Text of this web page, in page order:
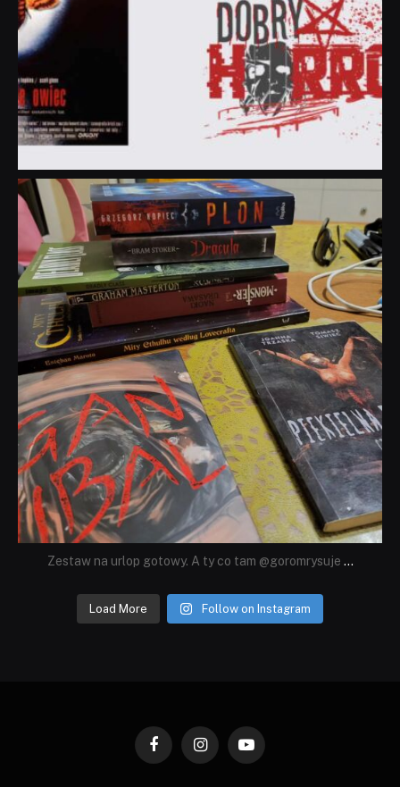
dobryhorror
Lip 31
Zestaw na urlop gotowy. A ty co tam @goromrysuje ...
Load More Follow on Instagram
FacebookInstagramYouTube